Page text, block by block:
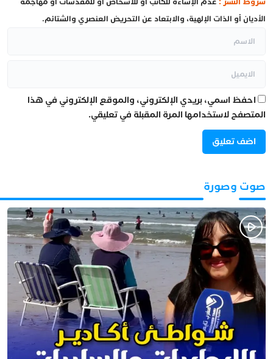
الأديان أو الذات الإلهية، والابتعاد عن التحريض العنصري والشتائم.
احفظ اسمي، بريدي الإلكتروني، والموقع الإلكتروني في هذا
المتصفح لاستخدامها المرة المقبلة في تعليقي.
صوت وصورة